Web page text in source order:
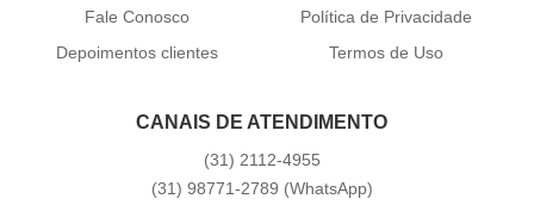
Fale Conosco
Depoimentos clientes
Política de Privacidade
Termos de Uso
CANAIS DE ATENDIMENTO
(31) 2112-4955
(31) 98771-2789 (WhatsApp)